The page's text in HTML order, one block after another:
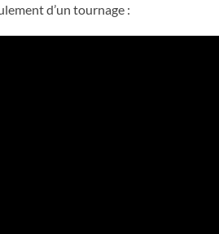
d’un tournage :